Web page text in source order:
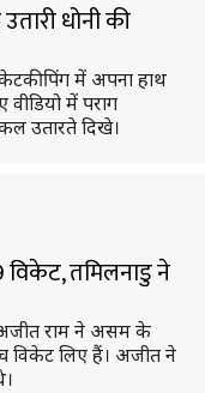
धोनी की
में अपना हाथ
वीडियो में पराग
उतारते दिखे।
विकेट, तमिलनाडु ने
अजीत राम ने असम के
विकेट लिए हैं। अजीत ने